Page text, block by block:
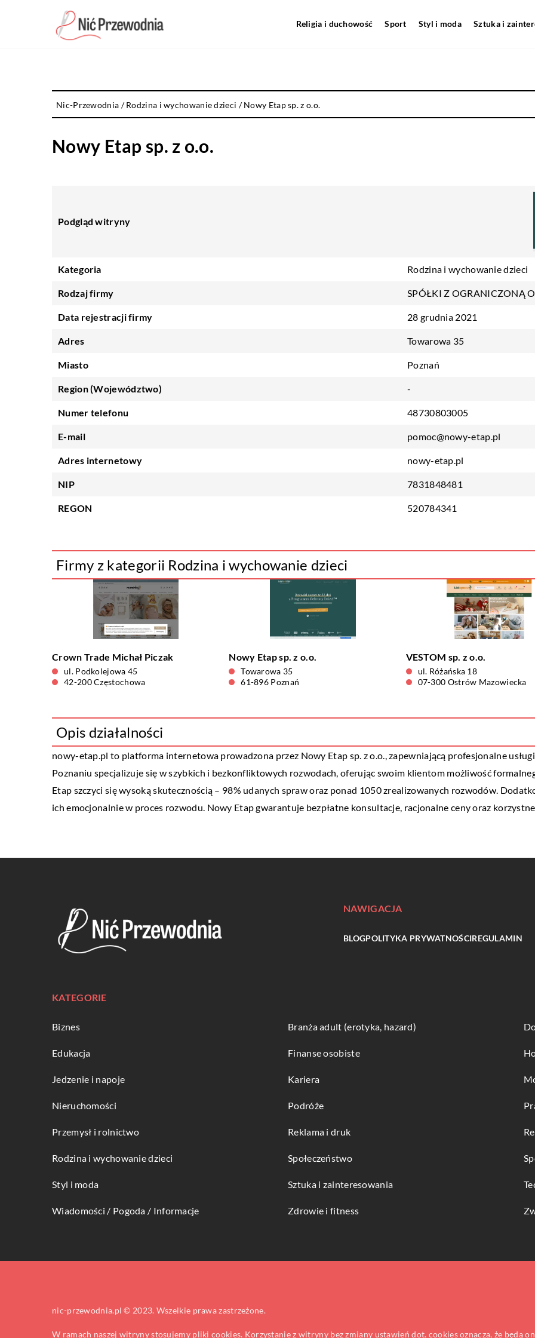
Religia i duchowość Sport Styl i moda Sztuka i
Nic-Przewodnia /Rodzina i wychowanie dzieci /Nowy Etap sp. z o.o.
Nowy Etap sp. z o.o.
Podgląd witryny
Kategoria Rodzina i wychowanie dzieci
Rodzaj firmy SPÓŁKI Z OGRANICZONĄ
Data rejestracji firmy 28 grudnia 2021
Adres Towarowa 35
Miasto Poznań
Region (Województwo) -
Numer telefonu 48730803005
E-mail pomoc@nowy-etap.pl
Adres internetowy nowy-etap.pl
NIP 7831848481
REGON 520784341
Firmy z kategorii Rodzina i wychowanie dzieci
Crown Trade Michał Piczak
ul. Podkolejowa 45
42-200 Częstochowa
Nowy Etap sp. z o.o.
Towarowa 35
61-896 Poznań
VESTOM sp. z o.o.
ul. Różańska 18
07-300 Ostrów Mazowiecka
Opis działalności
nowy-etap.pl to platforma internetowa prowadzona przez Nowy Etap sp. z o.o., zapewniającą profesjonalne
Poznaniu specjalizuje się w szybkich i bezkonfliktowych rozwodach, oferując swoim klientom możliwość
Etap szczyci się wysoką skutecznością – 98% udanych spraw oraz ponad 1050 zrealizowanych rozwodów.
ich emocjonalnie w proces rozwodu. Nowy Etap gwarantuje bezpłatne konsultacje, racjonalne ceny oraz
NAWIGACJA
BLOGPOLITYKA PRYWATNOŚCIREGULAMIN
KATEGORIE
Biznes Branża adult (erotyka, hazard)
Edukacja Finanse osobiste
Jedzenie i napoje Kariera
Nieruchomości Podróże
Przemysł i rolnictwo Reklama i druk
Rodzina i wychowanie dzieci Społeczeństwo
Styl i moda Sztuka i zainteresowania
Wiadomości / Pogoda / Informacje Zdrowie i fitness
nic-przewodnia.pl © 2023. Wszelkie prawa zastrzeżone.
W ramach naszej witryny stosujemy pliki cookies. Korzystanie z witryny bez zmiany ustawień dot. cookies oznacza, że będą